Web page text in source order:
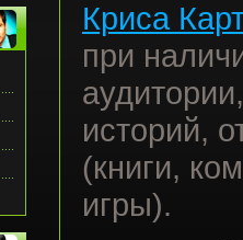
Криса
при
историй,
(книги,
игры).